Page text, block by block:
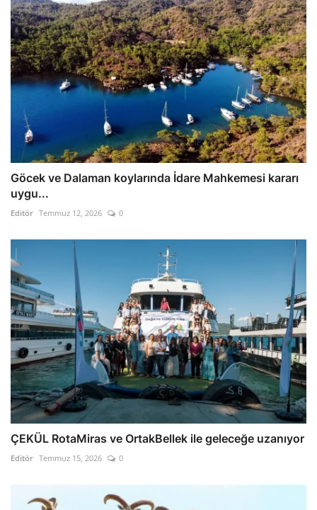
Göcek ve Dalaman koylarında İdare Mahkemesi kararı
uygu...
Editör Temmuz 12, 2026 0
ÇEKÜL RotaMiras ve OrtakBellek ile geleceğe uzanıyor
Editör Temmuz 15, 2026 0